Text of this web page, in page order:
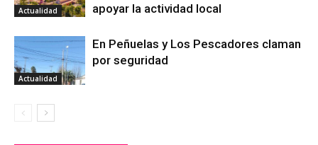
Actualidad
apoyar la actividad local
Actualidad
En Peñuelas y Los Pescadores claman
por seguridad